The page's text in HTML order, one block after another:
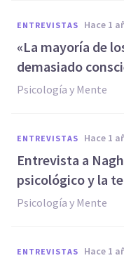
ENTREVISTAS hace 1
«La mayoría de
demasiado
Psicología y Mente
ENTREVISTAS hace 1
Entrevista a
psicológico y la
Psicología y Mente
ENTREVISTAS hace 1